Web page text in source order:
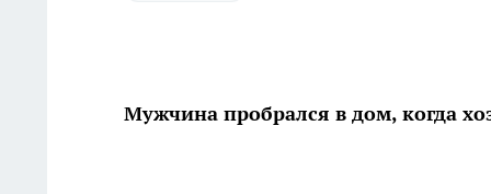
Мужчина пробрался в дом, когда